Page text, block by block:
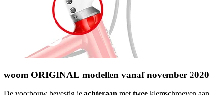
woom ORIGINAL-modellen vanaf november 2020